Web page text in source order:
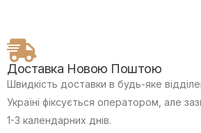
Доставка Новою Поштою
Швидкість доставки в будь-яке
Україні фіксується оператором, але
1-3 календарних днів.